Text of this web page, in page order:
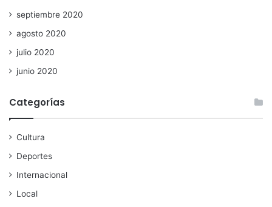
septiembre 2020
agosto 2020
julio 2020
junio 2020
Categorías
Cultura
Deportes
Internacional
Local